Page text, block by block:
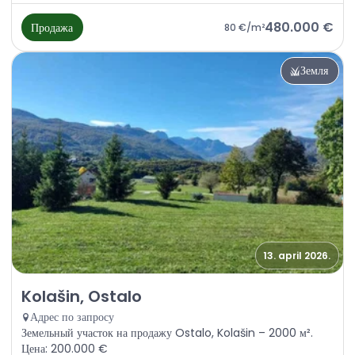
Продажа 80 €/m²480.000 €
Земля
13. april 2026.
Продажа - Земля Kolašin, Ostalo
Kolašin, Ostalo
Адрес по запросу
Земельный участок на продажу Ostalo, Kolašin – 2000 м².
Цена: 200.000 €